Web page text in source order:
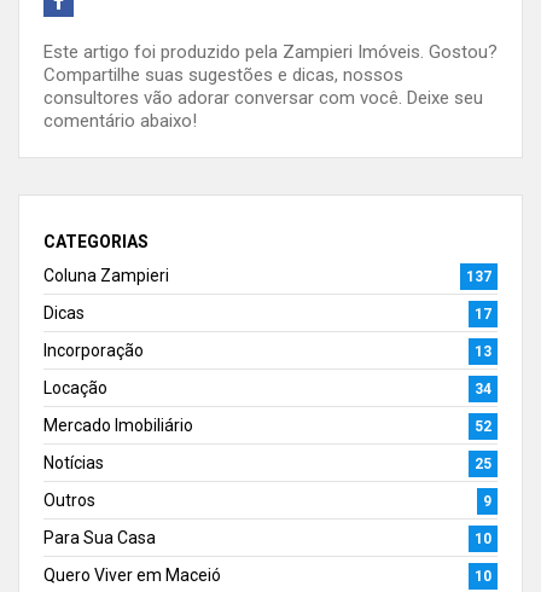
Este artigo foi produzido pela Zampieri Imóveis. Gostou?
Compartilhe suas sugestões e dicas, nossos
consultores vão adorar conversar com você. Deixe seu
comentário abaixo!
CATEGORIAS
Coluna Zampieri
137
Dicas 17
Incorporação 13
Locação 34
Mercado Imobiliário 52
Notícias 25
Outros 9
Para Sua Casa 10
Quero Viver em Maceió 10